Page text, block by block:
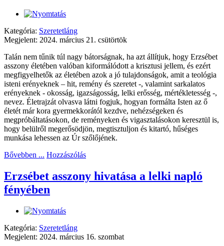
Kategória: Szeretetláng
Megjelent: 2024. március 21. csütörtök
Talán nem tűnik túl nagy bátorságnak, ha azt állítjuk, hogy Erzsébet
asszony életében valóban kiformálódott a krisztusi jellem, és ezért
megfigyelhetők az életében azok a jó tulajdonságok, amit a teológia
isteni erényeknek – hit, remény és szeretet -, valamint sarkalatos
erényeknek - okosság, igazságosság, lelki erősség, mértékletesség -,
nevez. Életrajzát olvasva látni fogjuk, hogyan formálta Isten az ő
életét már kora gyermekkorától kezdve, nehézségeken és
megpróbáltatásokon, de reményeken és vigasztalásokon keresztül is,
hogy belülről megerősödjön, megtisztuljon és kitartó, hűséges
munkása lehessen az Úr szőlőjének.
Bővebben ... Hozzászólás
Erzsébet asszony hivatása a lelki napló
fényében
Kategória: Szeretetláng
Megjelent: 2024. március 16. szombat